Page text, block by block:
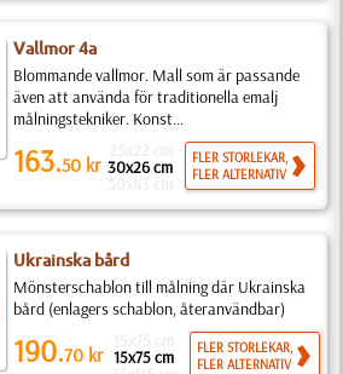
Vallmor 4a
Blommande vallmor. Mall som är passande
även att använda för traditionella emalj
målningstekniker. Konst...
163.50 kr 30x26 cm
FLER STORLEKAR,
FLER ALTERNATIV
Ukrainska bård
Mönsterschablon till målning där Ukrainska
bård (enlagers schablon, återanvändbar)
190.70 kr 15x75 cm
FLER STORLEKAR,
FLER ALTERNATIV